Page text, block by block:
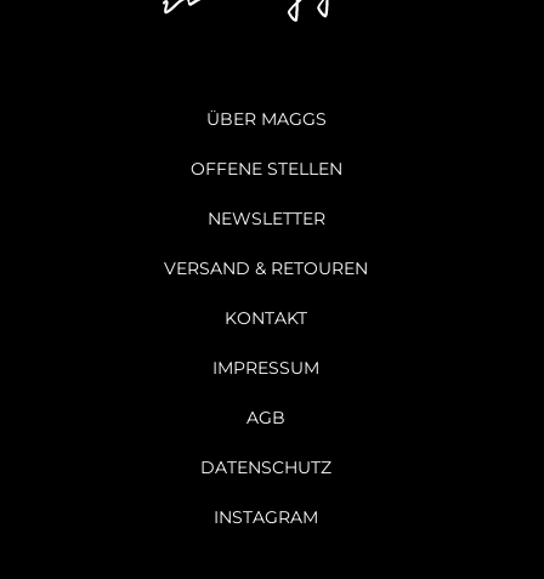
ÜBER MAGGS
OFFENE STELLEN
NEWSLETTER
VERSAND & RETOUREN
KONTAKT
IMPRESSUM
AGB
DATENSCHUTZ
INSTAGRAM